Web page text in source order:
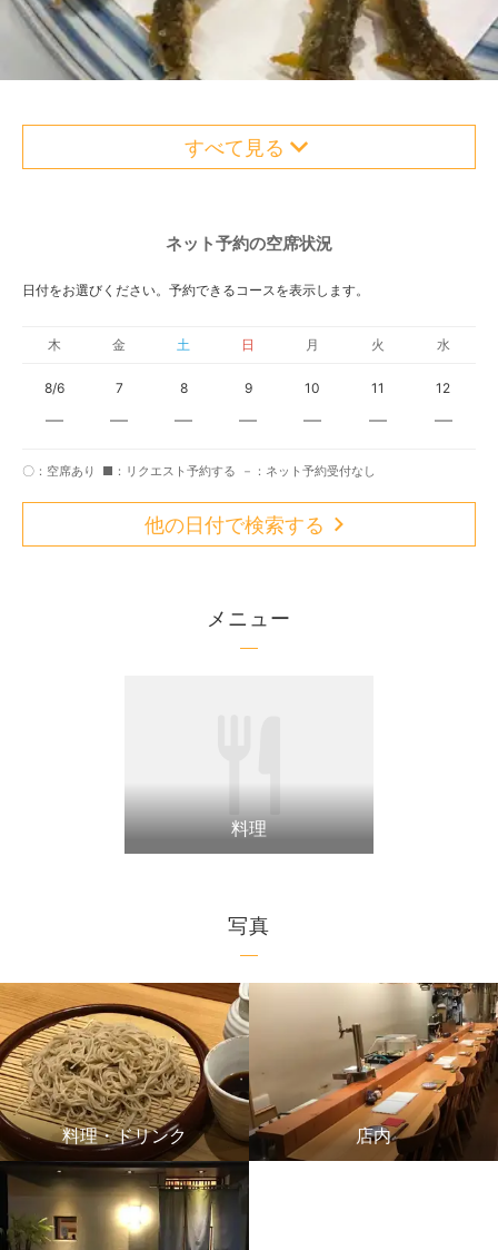
すべて見る
ネット予約の空席状況
日付をお選びください。予約できるコースを表示します。
木 金 土 日 月 火 水
8/6 7 8 9 10 11 12
〇：空席あり ■：リクエスト予約する －：ネット予約受付なし
他の日付で検索する
メニュー
料理
写真
料理・ドリンク 店内